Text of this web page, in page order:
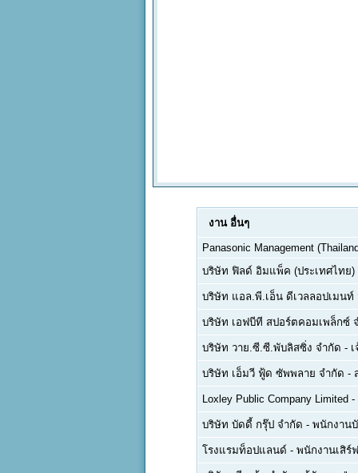
งาน อื่นๆ
Panasonic Management
บริษัท ฟิลด์ อิมแพ็ค (ประเทศไทย)
บริษัท แอล.พี.เอ็น ดีเวลลอปเมน
บริษัท เอฟบีที สปอร์ตคอมเพล็กซ์
บริษัท วาย.ซี.ซี.พับลิสซิ่ง จำกัด -
บริษัท เอ็มวี ฟู้ด ซัพพลาย จำกัด -
Loxley Public Company Limited -
บริษัท บัดดี้ กรุ๊ป จำกัด - พนักงาน
โรงแรมท็อปแลนด์ - พนักงานเสิร์